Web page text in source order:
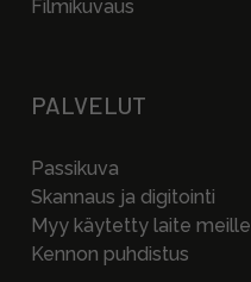
Filmikuvaus
PALVELUT
Passikuva
Skannaus ja digitointi
Myy käytetty laite meille
Kennon puhdistus